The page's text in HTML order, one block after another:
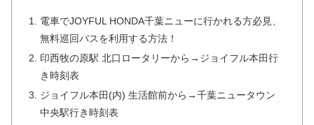
電車でJOYFUL HONDA千葉ニューに行かれる方必見、
無料巡回バスを利用する方法！
印西牧の原駅 北口ロータリーから→ジョイフル本田行
き時刻表
ジョイフル本田(内) 生活館前から→千葉ニュータウン
中央駅行き時刻表